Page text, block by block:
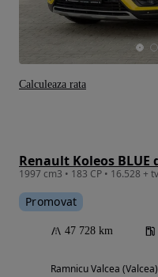
Promovat
47 728 km
Ramnicu Valcea (Valcea)
Calculeaza rata